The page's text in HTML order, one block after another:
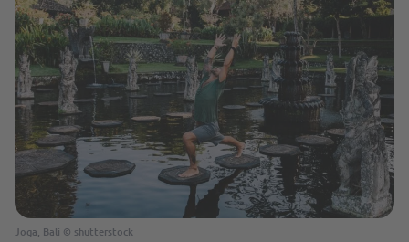
Joga, Bali © shutterstock